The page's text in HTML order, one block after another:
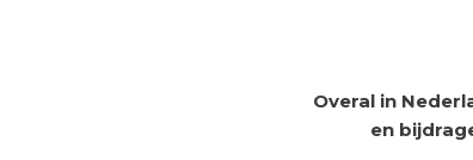
Overal in
en